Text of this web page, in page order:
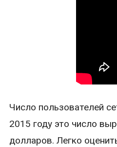
Число пользователей
2015 году это число
долларов. Легко